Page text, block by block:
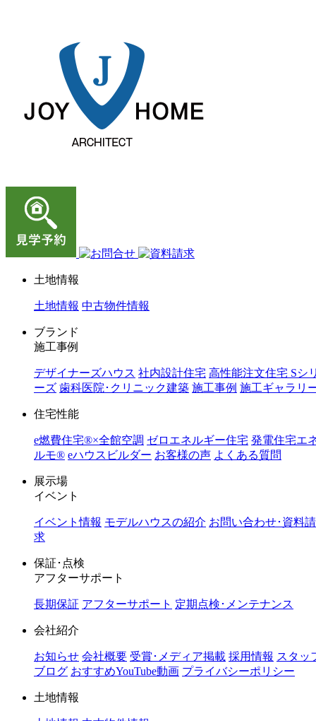
土地情報
土地情報 中古物件情報
ブランド
施工事例
デザイナーズハウス 社内設計住宅 高性能注文住宅 Sシ
ーズ 歯科医院･クリニック建築 施工事例 施工ギャラリ
住宅性能
e燃費住宅®︎×全館空調 ゼロエネルギー住宅 発電住宅エ
ルモ®︎ eハウスビルダー お客様の声 よくある質問
展示場
イベント
イベント情報 モデルハウスの紹介 お問い合わせ･資料請
求
保証･点検
アフターサポート
長期保証 アフターサポート 定期点検･メンテナンス
会社紹介
お知らせ 会社概要 受賞･メディア掲載 採用情報 スタッ
ブログ おすすめYouTube動画 プライバシーポリシー
土地情報